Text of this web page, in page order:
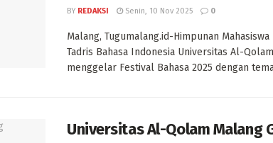
BY REDAKSI Senin, 10 Nov 2025 0
Malang, Tugumalang.id-Himpunan
Tadris Bahasa Indonesia Universitas Al-
menggelar Festival Bahasa 2025 dengan
Universitas Al-Qolam Malang